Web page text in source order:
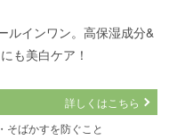
ルインワン。高保湿成分&
もボディにも美白ケア！
詳しくはこちら
そばかすを防ぐこと